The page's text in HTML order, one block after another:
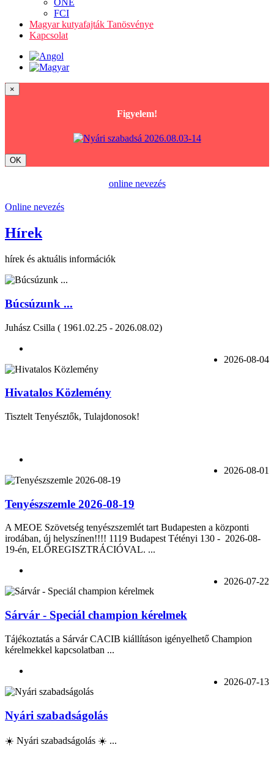
ONE
FCI
Magyar kutyafajták Tanösvénye
Kapcsolat
×
Figyelem!
OK
online nevezés
Online nevezés
Hírek
hírek és aktuális információk
Búcsúzunk ...
Juhász Csilla ( 1961.02.25 - 2026.08.02)
2026-08-04
Hivatalos Közlemény
Tisztelt Tenyésztők, Tulajdonosok!
2026-08-01
Tenyészszemle 2026-08-19
A MEOE Szövetség tenyészszemlét tart Budapesten a központi
irodában, új helyszínen!!!! 1119 Budapest Tétényi 130 - 2026-08-
19-én, ELŐREGISZTRÁCIÓVAL. ...
2026-07-22
Sárvár - Speciál champion kérelmek
Tájékoztatás a Sárvár CACIB kiállításon igényelhető Champion
kérelmekkel kapcsolatban ...
2026-07-13
Nyári szabadságolás
☀️ Nyári szabadságolás ☀️ ...